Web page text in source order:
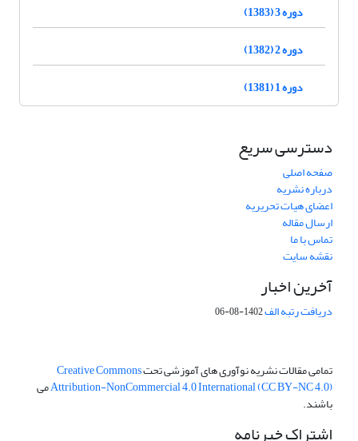
دوره 3 (1383)
دوره 2 (1382)
دوره 1 (1381)
دسترسی سریع
صفحه اصلی
درباره نشریه
اعضای هیات تحریریه
ارسال مقاله
تماس با ما
نقشه سایت
آخرین اخبار
دریافت رتبه الف1402-08-06
تمامی مقالات نشریه نوآوری های آموزشی تحتCreative Commons
Attribution-NonCommercial 4.0 International (CC BY-NC 4.0)می
باشند.
اشتراک خبرنامه